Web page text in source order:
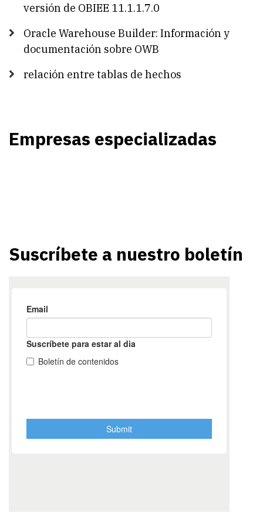
versión de OBIEE 11.1.1.7.0
Oracle Warehouse Builder: Información y
documentación sobre OWB
relación entre tablas de hechos
Empresas especializadas
Suscríbete a nuestro boletín